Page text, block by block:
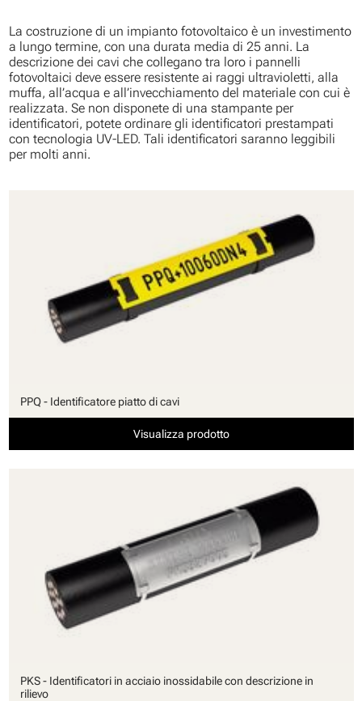
La costruzione di un impianto fotovoltaico è un investimento
a lungo termine, con una durata media di 25 anni. La
descrizione dei cavi che collegano tra loro i pannelli
fotovoltaici deve essere resistente ai raggi ultravioletti, alla
muffa, all’acqua e all’invecchiamento del materiale con cui è
realizzata. Se non disponete di una stampante per
identificatori, potete ordinare gli identificatori prestampati
con tecnologia UV-LED. Tali identificatori saranno leggibili
per molti anni.
PPQ - Identificatore piatto di cavi
Visualizza prodotto
PKS - Identificatori in acciaio inossidabile con descrizione in
rilievo